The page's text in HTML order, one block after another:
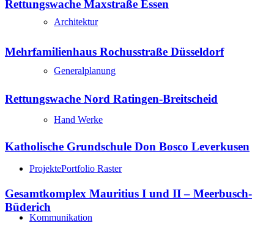
Architektur
Generalplanung
Hand Werke
ProjektePortfolio Raster
Kommunikation
Rettungswache Maxstraße Essen
Mehrfamilienhaus Rochusstraße Düsseldorf
Rettungswache Nord Ratingen-Breitscheid
Katholische Grundschule Don Bosco Leverkusen
Gesamtkomplex Mauritius I und II – Meerbusch-
Büderich